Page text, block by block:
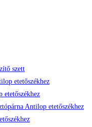
szett
etetőszékhez
Antilop etetőszékhez